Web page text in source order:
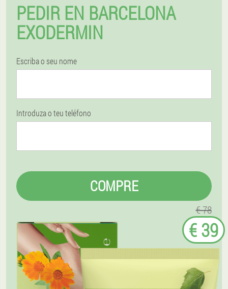
PEDIR EN BARCELONA
EXODERMIN
Escriba o seu nome
Introduza o teu teléfono
COMPRE
€ 78
€ 39